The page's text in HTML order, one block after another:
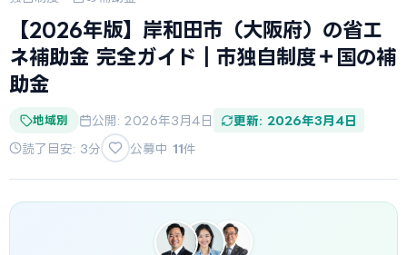
【2026年版】岸和田市（大阪府）の省エ
ネ補助金 完全ガイド｜市独自制度＋国の補
助金
地域別 公開: 2026年3月4日 更新: 2026年3月4日
読了目安: 3分 公募中 11件